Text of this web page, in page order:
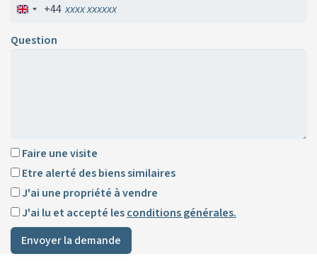
+44
Question
Faire une visite
Etre alerté des biens similaires
J'ai une propriété à vendre
J'ai lu et accepté lesconditions générales.
Envoyer la demande